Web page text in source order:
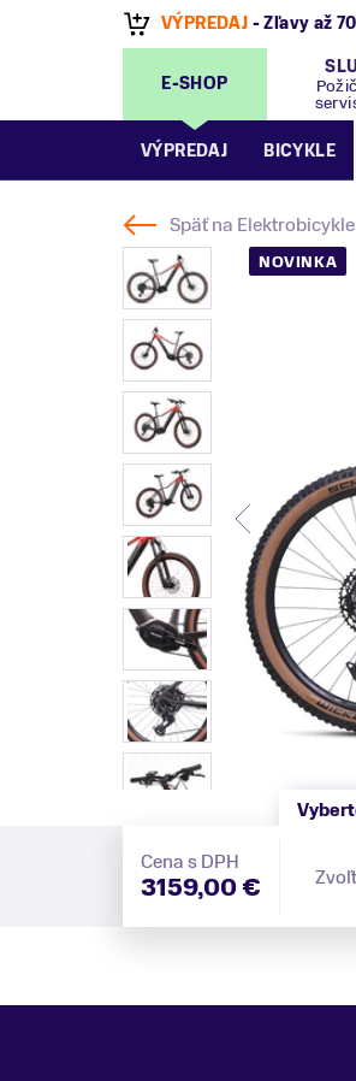
VÝPREDAJ - Zľavy až
E-SHOP
VÝPREDAJ BICYKLE
Späť na Elektrobicykle
NOVINKA
Cena s DPH
3159,00 €